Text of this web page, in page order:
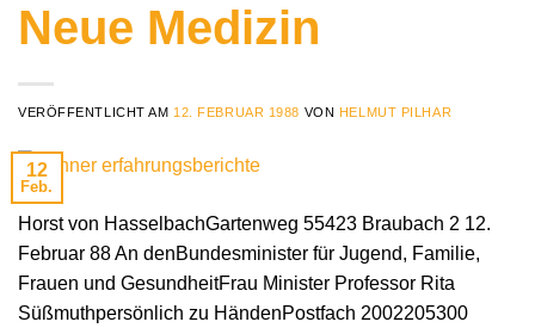
Neue Medizin
VERÖFFENTLICHT AM 12. FEBRUAR 1988 VON HELMUT PILHAR
12
Feb.
Horst von HasselbachGartenweg 55423 Braubach 2 12.
Februar 88 An denBundesminister für Jugend, Familie,
Frauen und GesundheitFrau Minister Professor Rita
Süßmuthpersönlich zu HändenPostfach 2002205300